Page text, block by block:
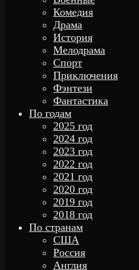
Комедия
Драма
История
Мелодрама
Спорт
Приключения
Фэнтези
Фантастика
По годам
2025 год
2024 год
2023 год
2022 год
2021 год
2020 год
2019 год
2018 год
По странам
США
Россия
Англия